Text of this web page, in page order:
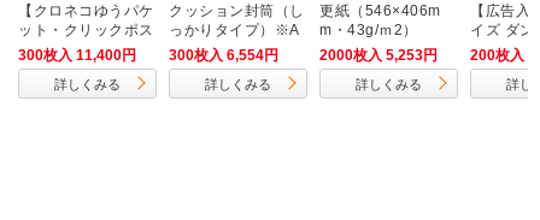
【クロネコゆうパケ
ット・クリックポス
ト・ゆうパケット】
厚さ3cm・ヤッコ型
ケース（A4サイ
300枚入 11,400円
詳しくみる
クッション封筒（し
っかりタイプ）※A
4不可
300枚入 6,554円
詳しくみる
更紙（546×406m
m・43g/ｍ2）
2000枚入 5,253円
詳しくみる
【広告入
イズ ダン
200枚入
詳し